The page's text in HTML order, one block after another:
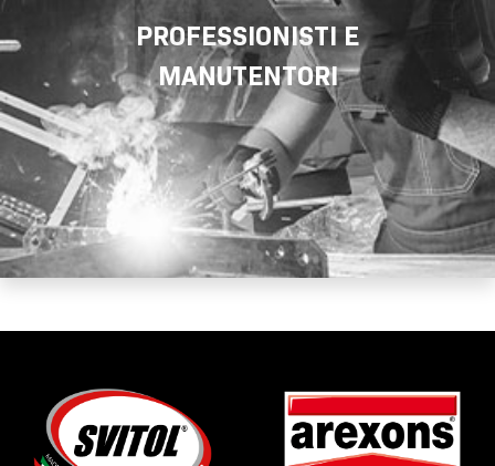
PROFESSIONISTI E
MANUTENTORI